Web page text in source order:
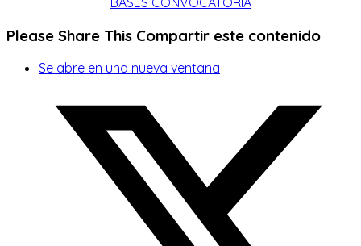
Please Share This Compartir este contenido
Se abre en una nueva ventana